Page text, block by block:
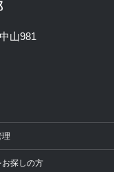
山981
理
お探しの方